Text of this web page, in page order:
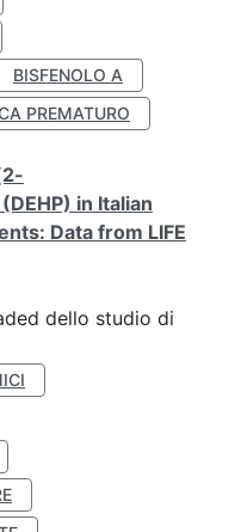
BISFENOLO A
PREMATURO
in Italian
Data from LIFE
dello studio di